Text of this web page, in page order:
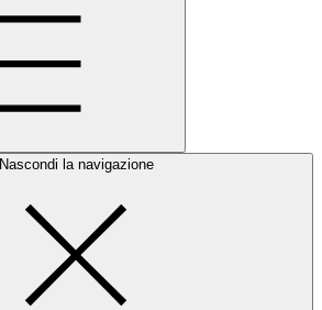
Nascondi la navigazione